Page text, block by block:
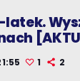
latek.
1 2